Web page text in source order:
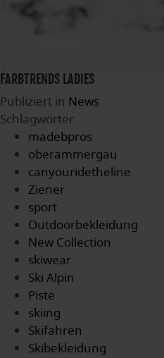
FARBTRENDS LADIES
Publiziert in News
Schlagwörter
madebpros
oberammergau
canyouridetheline
Ziener
sport
Outdoorbekleidung
New Collection
skiwear
Ski Alpin
Piste
skiing
Skifahren
Skibekleidung